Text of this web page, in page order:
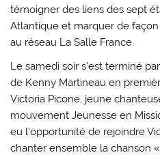
témoigner des liens des sept
Atlantique et marquer de
au réseau La Salle France.
Le samedi soir s’est terminé
de Kenny Martineau en
Victoria Picone, jeune
mouvement Jeunesse en
eu l’opportunité de rejoindre
chanter ensemble la chanson